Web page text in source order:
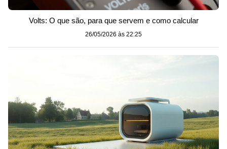
Volts: O que são, para que servem e como calcular
26/05/2026 às 22:25